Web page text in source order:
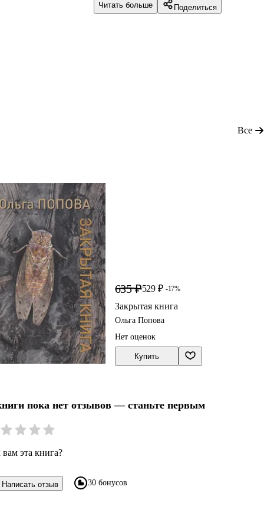
Читать больше Поделиться
Все
635 ₽529 ₽ -17%
Закрытая книга
Ольга Попова
Нет оценок
Купить
пока нет отзывов — станьте первым
эта книга?
Написать отзыв 30 бонусов